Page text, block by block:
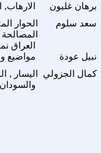
الارهاب, برهان غليون
العراق
سعد سلوم
مواضيع نبيل عودة
اليسار ,
والسودان
كمال الجزولي